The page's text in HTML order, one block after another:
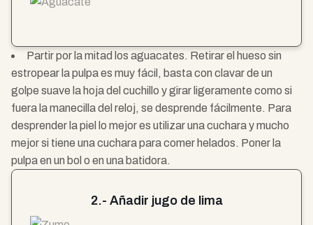
Partir por la mitad los aguacates. Retirar el hueso sin
estropear la pulpa es muy fácil, basta con clavar de un
golpe suave la hoja del cuchillo y girar ligeramente como si
fuera la manecilla del reloj, se desprende fácilmente. Para
desprender la piel lo mejor es utilizar una cuchara y mucho
mejor si tiene una cuchara para comer helados. Poner la
pulpa en un bol o en una batidora.
2.- Añadir jugo de lima